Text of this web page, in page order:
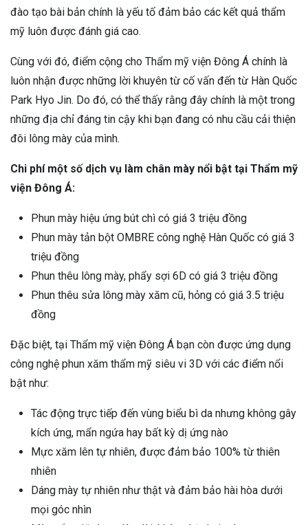
đào tạo bài bản chính là yếu tố đảm bảo các kết quả thẩm
mỹ luôn được đánh giá cao.
Cùng với đó, điểm cộng cho Thẩm mỹ viện Đông Á chính là
luôn nhận được những lời khuyên từ cố vấn đến từ Hàn Quốc
Park Hyo Jin. Do đó, có thể thấy rằng đây chính là một trong
những địa chỉ đáng tin cậy khi bạn đang có nhu cầu cải thiện
đôi lông mày của mình.
Chi phí một số dịch vụ làm chân mày nổi bật tại Thẩm mỹ
viện Đông Á:
Phun mày hiệu ứng bút chì có giá 3 triệu đồng
Phun mày tản bột OMBRE công nghệ Hàn Quốc có giá 3
triệu đồng
Phun thêu lông mày, phẩy sợi 6D có giá 3 triệu đồng
Phun thêu sửa lông mày xăm cũ, hỏng có giá 3.5 triệu
đồng
Đặc biệt, tại Thẩm mỹ viện Đông Á bạn còn được ứng dụng
công nghệ phun xăm thẩm mỹ siêu vi 3D với các điểm nổi
bật như:
Tác động trực tiếp đến vùng biểu bì da nhưng không gây
kích ứng, mẩn ngứa hay bất kỳ dị ứng nào
Mực xăm lên tự nhiên, được đảm bảo 100% từ thiên
nhiên
Dáng mày tự nhiên như thật và đảm bảo hài hòa dưới
mọi góc nhìn